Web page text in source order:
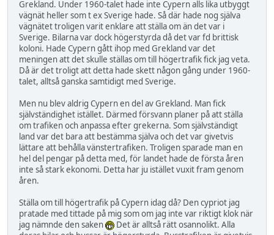
Grekland. Under 1960-talet hade inte Cypern alls lika utbyggt
vägnät heller som t ex Sverige hade. Så där hade nog själva
vägnätet troligen varit enklare att ställa om än det var i
Sverige. Bilarna var dock högerstyrda då det var fd brittisk
koloni. Hade Cypern gått ihop med Grekland var det
meningen att det skulle ställas om till högertrafik fick jag veta.
Då är det troligt att detta hade skett någon gång under 1960-
talet, alltså ganska samtidigt med Sverige.
Men nu blev aldrig Cypern en del av Grekland. Man fick
självständighet istället. Därmed försvann planer på att ställa
om trafiken och anpassa efter grekerna. Som självständigt
land var det bara att bestämma själva och det var givetvis
lättare att behålla vänstertrafiken. Troligen sparade man en
hel del pengar på detta med, för landet hade de första åren
inte så stark ekonomi. Detta har ju istället vuxit fram genom
åren.
Ställa om till högertrafik på Cypern idag då? Den cypriot jag
pratade med tittade på mig som om jag inte var riktigt klok när
jag nämnde den saken
Det är alltså rätt osannolikt. Alla